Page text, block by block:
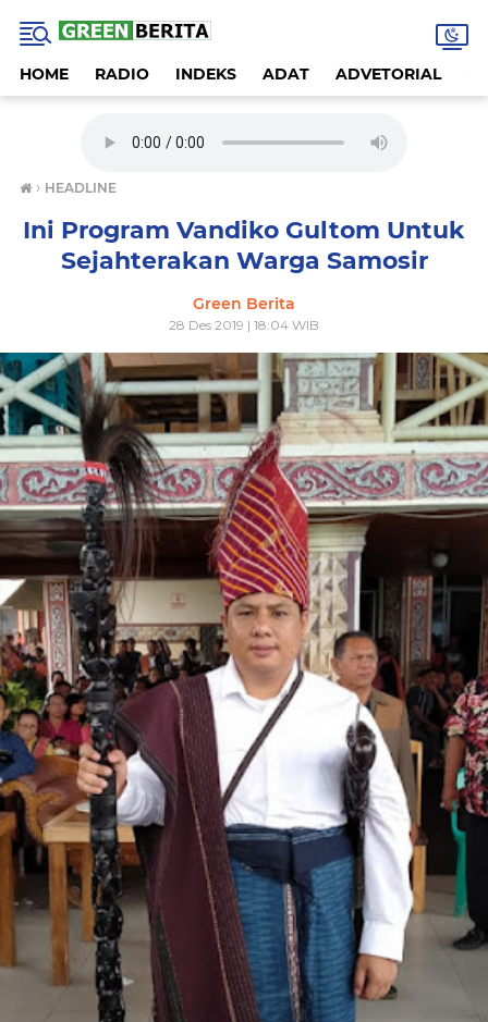
HOME RADIO INDEKS ADAT ADVETORIAL
› HEADLINE
Ini Program Vandiko Gultom Untuk
Sejahterakan Warga Samosir
Green Berita
28 Des 2019 | 18:04 WIB